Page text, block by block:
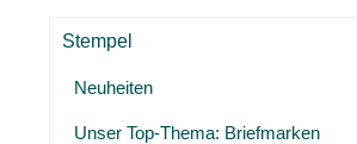
Stempel
Neuheiten
Unser Top-Thema: Briefmarken